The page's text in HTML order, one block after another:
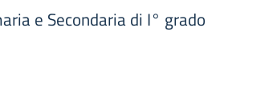
e Secondaria di I° grado